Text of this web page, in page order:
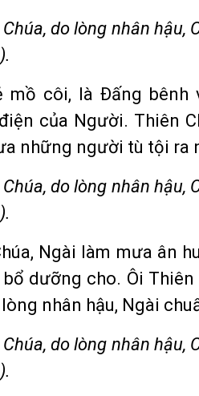
do lòng nhân hậu,
mồ côi, là Ðấng
của Người. Thiên
những người tù tội ra
do lòng nhân hậu,
Ngài làm mưa ân
dưỡng cho. Ôi
nhân hậu, Ngài
do lòng nhân hậu,